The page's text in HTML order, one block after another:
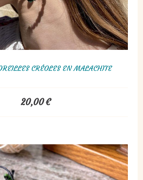
CRÉOLES EN MALACHITE
20,00€